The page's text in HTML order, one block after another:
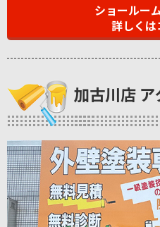
ショールー
詳しくは
加古川店